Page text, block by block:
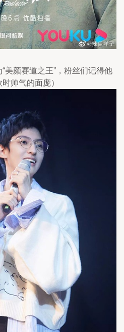
美颜赛道之王”，粉丝们记得他
帅气的面庞）